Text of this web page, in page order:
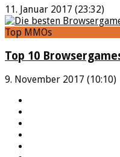
11. Januar 2017 (23:32)
Top MMOs
Top 10
9. November 2017 (10:10)